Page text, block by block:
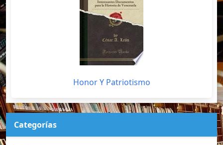
Honor Y Patriotismo
Categorías